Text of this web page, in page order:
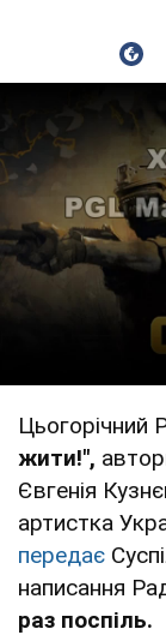
Цьогорічний
жити!",
Євгенія
артистка
передає
написання
раз поспіль.